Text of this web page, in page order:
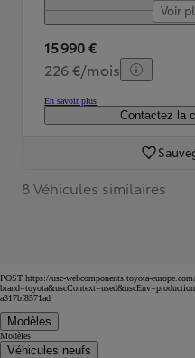
Voir
15 990 €
226 €/mois
En savoir plus
Contactez la
8 Véhicules similaires
POST https://usc-webcomponents.toyota-
a317bf8571ad
Modèles
Modèles
Véhicules neufs